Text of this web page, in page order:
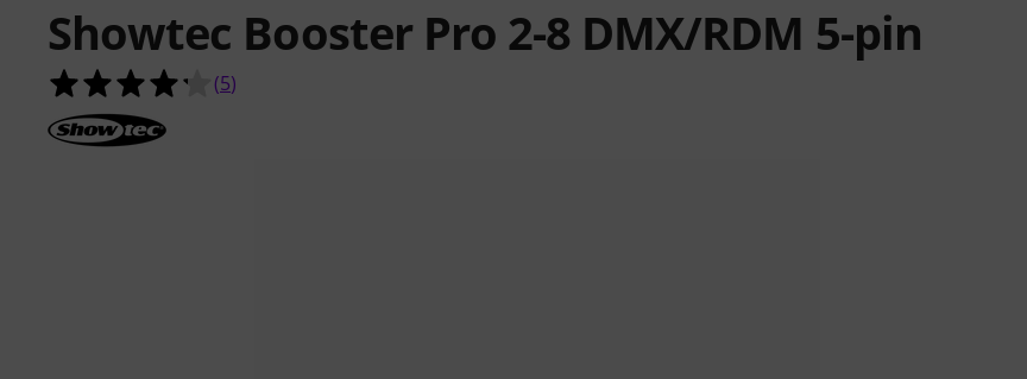
Showtec Booster Pro 2-8 DMX/RDM 5-pin
4.2 na 5 gwiazdek z 5 ocen klientów
(5)